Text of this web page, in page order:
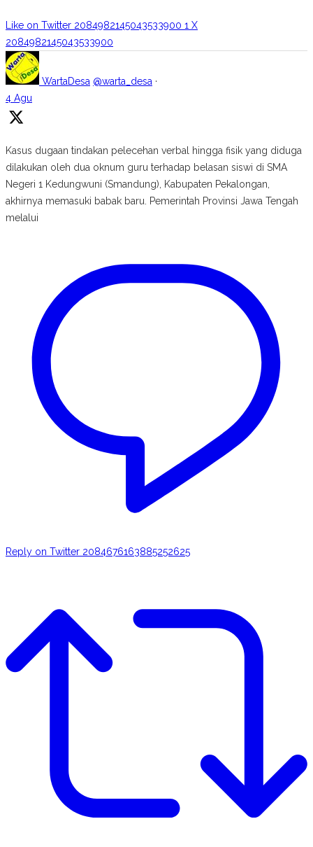
Like on Twitter 2084982145043533900 1 X
2084982145043533900
WartaDesa @warta_desa ·
4 Agu
Kasus dugaan tindakan pelecehan verbal hingga fisik yang diduga
dilakukan oleh dua oknum guru terhadap belasan siswi di SMA
Negeri 1 Kedungwuni (Smandung), Kabupaten Pekalongan,
akhirnya memasuki babak baru. Pemerintah Provinsi Jawa Tengah
melalui
Reply on Twitter 2084676163885252625